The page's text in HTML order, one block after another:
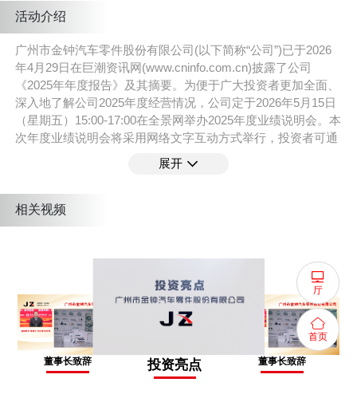
活动介绍
广州市金钟汽车零件股份有限公司(以下简称“公司”)已于2026
年4月29日在巨潮资讯网(www.cninfo.com.cn)披露了公司
《2025年年度报告》及其摘要。为便于广大投资者更加全面、
深入地了解公司2025年度经营情况，公司定于2026年5月15日
（星期五）15:00-17:00在全景网举办2025年度业绩说明会。本
次年度业绩说明会将采用网络文字互动方式举行，投资者可通
过全景网“投资者关系互动平台”(https://ir.p5w.net)参与。
董事长、总经理
王贤诚
财务总监、董事会秘书
展开
相关视频
董事长致辞 投资亮点 董事长致辞
厅
首页